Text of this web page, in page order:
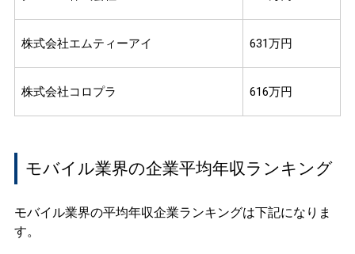
株式会社エムティーアイ 631万円
株式会社コロプラ 616万円
モバイル業界の企業平均年収ランキング
モバイル業界の平均年収企業ランキングは下記になりま
す。